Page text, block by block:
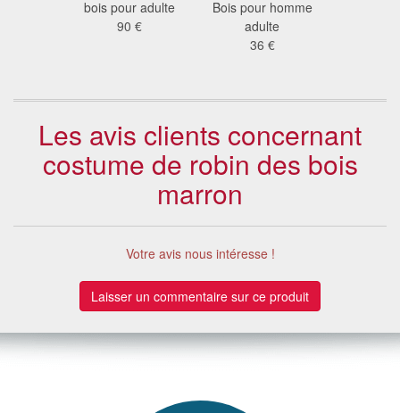
bois pour adulte
90 €
Bois pour homme
adulte
36 €
Les avis clients concernant
costume de robin des bois
marron
Votre avis nous intéresse !
Laisser un commentaire sur ce produit